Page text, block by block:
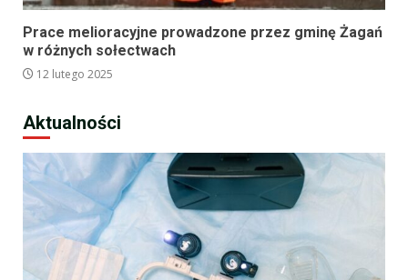
Prace melioracyjne prowadzone przez gminę Żagań
w różnych sołectwach
12 lutego 2025
Aktualności